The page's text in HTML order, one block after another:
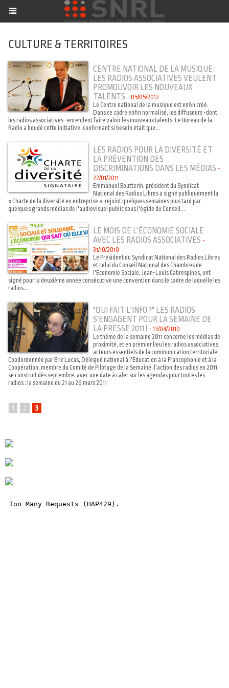
CULTURE & TERRITOIRES
CENTRE NATIONAL DE LA MUSIQUE :
LES RADIOS ASSOCIATIVES VEULENT
PROMOUVOIR LES NOUVEAUX
TALENTS - 05/05/2012
Le Centre national de la musique est enfin créé.
Dans ce cadre enfin normalisé, les diffuseurs -dont
les radios associatives- entendent faire valoir les nouveaux talents. Le Bureau de la
Radio a boudé cette initiative, confirmant si besoin était que...
LES RADIOS POUR LA DIVERSITÉ ET
LA PRÉVENTION DES
DISCRIMINATIONS DANS LES MÉDIAS -
22/01/2011
Emmanuel Boutterin, président du Syndicat
National des Radios Libres a signé publiquement la
« Charte de la diversité en entreprise », rejoint quelques semaines plus tard par
quelques grands médias de l'audiovisuel public sous l'égide du Conseil...
LE MOIS DE L'ÉCONOMIE SOCIALE
AVEC LES RADIOS ASSOCIATIVES-
31/10/2010
Le Président du Syndicat National des Radios Libres
et celui du Conseil National des Chambres de
l'Economie Sociale, Jean-Louis Cabrespines, ont
signé pour la deuxième année consécutive une convention dans le cadre de laquelle les
radios...
"QUI FAIT L'INFO ?" LES RADIOS
S'ENGAGENT POUR LA SEMAINE DE
LA PRESSE 2011 ! - 13/04/2010
Le thème de la semaine 2011 concerne les médias de
proximité, et en premier lieu les radios associatives,
acteurs essentiels de la communication territoriale.
Coodordonnée par Eric Lucas, Délégué national à l'Education à la Francophonie et à la
Coopération, membre du Comité de Pilotage de la Semaine, l'action des radios en 2011
se construit dès septembre, avec une date à caler sur les agendas pour toutes les
radios : la semaine du 21 au 26 mars 2011
1 2 3